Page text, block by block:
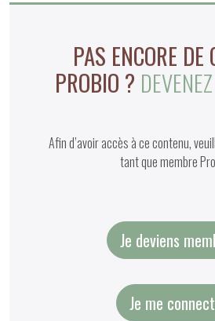
PAS ENCORE DE
PROBIO ?
Afin d’avoir accès à ce contenu,
tant que membre
Je deviens
Je me